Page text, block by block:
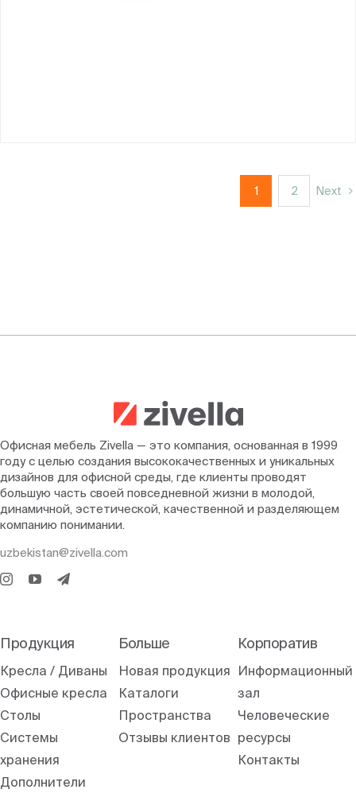
1 2 Next
Офисная мебель Zivella — это компания, основанная в 1999
году с целью создания высококачественных и уникальных
дизайнов для офисной среды, где клиенты проводят
большую часть своей повседневной жизни в молодой,
динамичной, эстетической, качественной и разделяющем
компанию понимании.
uzbekistan@zivella.com
Продукция
Кресла / Диваны
Офисные кресла
Столы
Системы
хранения
Дополнители
Больше
Новая продукция
Каталоги
Пространства
Отзывы клиентов
Корпоратив
Информационный
зал
Человеческие
ресурсы
Контакты